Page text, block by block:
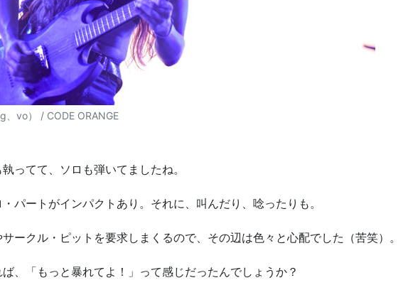
、vo） / CODE ORANGE
ってて、ソロも弾いてましたね。
パートがインパクトあり。それに、叫んだり、唸ったりも。
ークル・ピットを要求しまくるので、その辺は色々と心配でした（苦笑）。
、「もっと暴れてよ！」って感じだったんでしょうか？